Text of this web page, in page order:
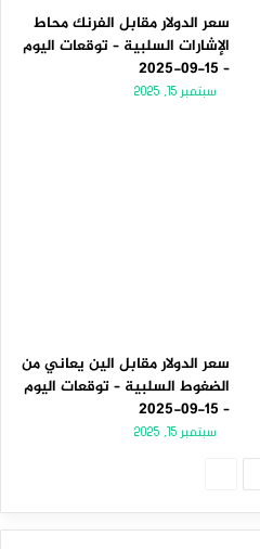
سعر الدولار مقابل الفرنك محاط
الإشارات السلبية – توقعات اليوم
– 15-09-2025
سبتمبر 15, 2025
سعر الدولار مقابل الين يعاني من
الضغوط السلبية – توقعات اليوم
– 15-09-2025
سبتمبر 15, 2025